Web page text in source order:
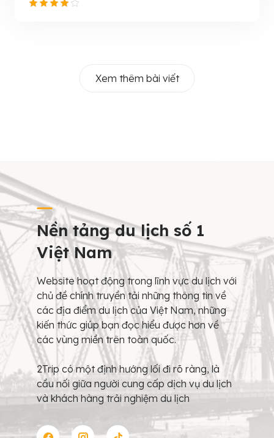
Xem thêm bài viết
Nền tảng du lịch số 1
Việt Nam
Website hoạt động trong lĩnh vực du lịch với
chủ đề chính truyền tải những thông tin về
các địa điểm du lịch của Việt Nam, những
kiến thức giúp bạn đọc hiểu được hơn về
các vùng miền trên toàn quốc.
2Trip có một định hướng lối đi rõ ràng, là
cầu nối giữa người cung cấp dịch vụ du lịch
và khách hàng trải nghiệm du lịch